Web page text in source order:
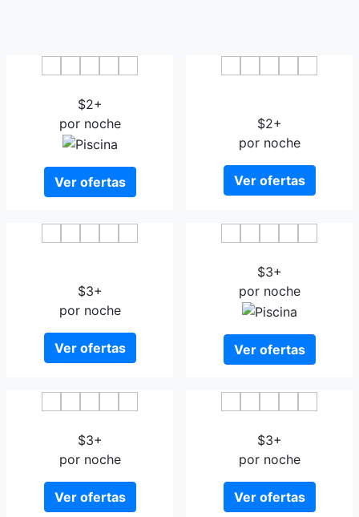
$2+
por noche
Ver ofertas
$2+
por noche
Ver ofertas
$3+
por noche
Ver ofertas
$3+
por noche
Ver ofertas
$3+
por noche
Ver ofertas
$3+
por noche
Ver ofertas